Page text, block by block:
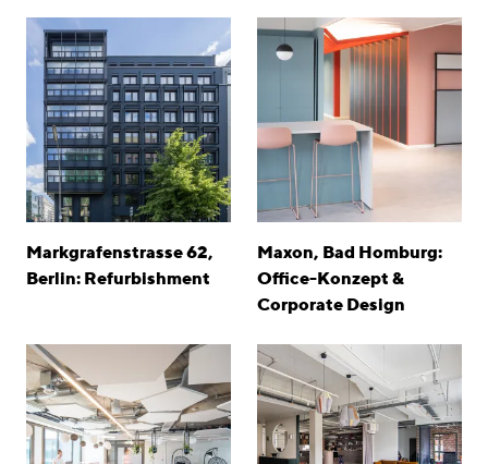
Markgrafenstrasse 62,
Berlin: Refurbishment
Maxon, Bad Homburg:
Office-Konzept &
Corporate Design